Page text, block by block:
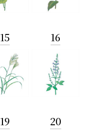
15 16
19 20